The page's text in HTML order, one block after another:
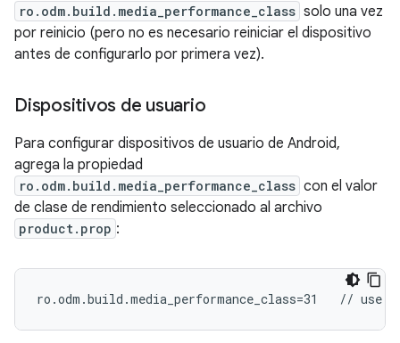
ro.odm.build.media_performance_class solo una vez
por reinicio (pero no es necesario reiniciar el dispositivo
antes de configurarlo por primera vez).
Dispositivos de usuario
Para configurar dispositivos de usuario de Android,
agrega la propiedad
ro.odm.build.media_performance_class con el valor
de clase de rendimiento seleccionado al archivo
product.prop :